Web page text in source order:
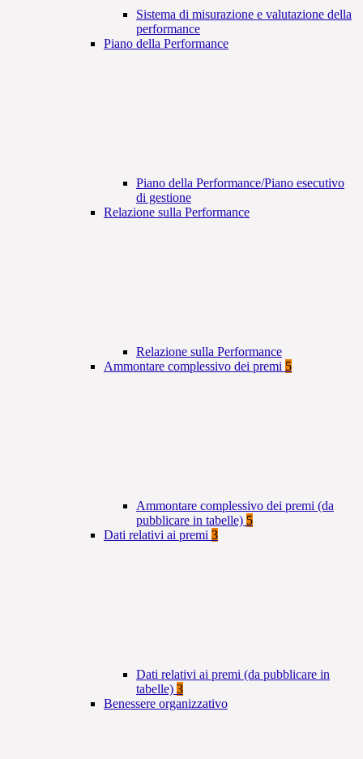
Sistema di misurazione e valutazione della
performance
Piano della Performance
Piano della Performance/Piano esecutivo
di gestione
Relazione sulla Performance
Relazione sulla Performance
Ammontare complessivo dei premi 5
Ammontare complessivo dei premi (da
pubblicare in tabelle) 5
Dati relativi ai premi 3
Dati relativi ai premi (da pubblicare in
tabelle) 3
Benessere organizzativo